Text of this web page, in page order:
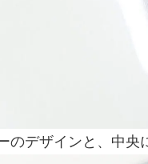
のデザインと、中央